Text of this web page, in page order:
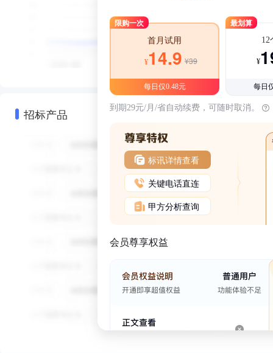
招标产品
限购一次
首月试用
¥14.9 ¥39
每日仅0.48元
最划算
12
¥
每日
到期29元/月/省自动续费，可随时取消。
标讯详情查看
关键电话直连
甲方分析查询
会员尊享权益